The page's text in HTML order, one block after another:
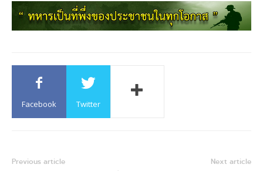
Facebook Twitter
Previous article Next article